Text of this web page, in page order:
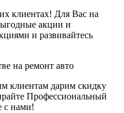
клиентах! Для Вас на
акции и
и развивайтесь
на ремонт авто
клиентам дарим скидку
Профессиональный
с нами!